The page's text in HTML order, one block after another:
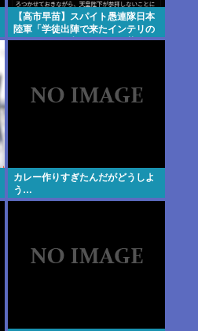
【高市早苗】スパイト愚連隊日本
陸軍「学徒出陣で来たインテリの
クソガキ気に入らねえから壮絶イ
カレー作りすぎたんだがどうしよ
う…